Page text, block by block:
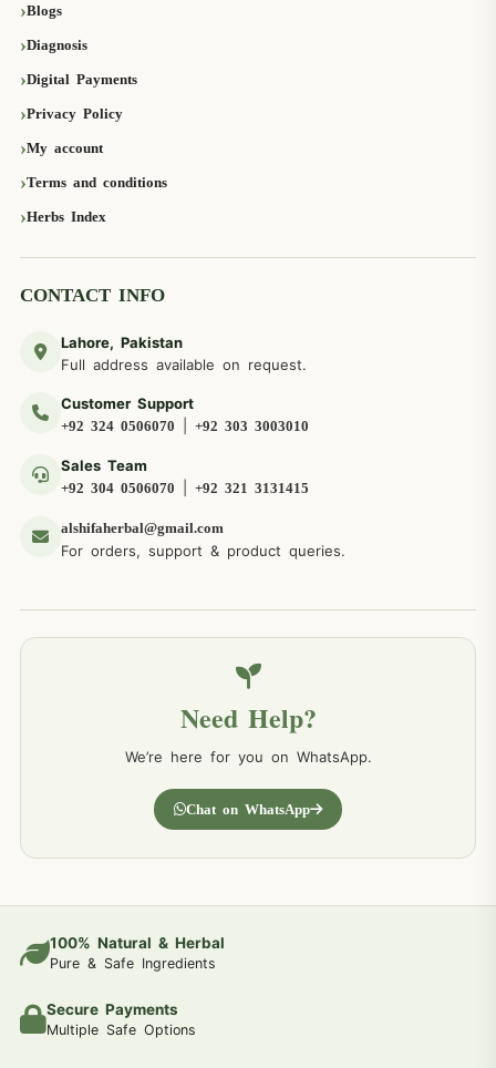
Blogs
Diagnosis
Digital Payments
Privacy Policy
My account
Terms and conditions
Herbs Index
CONTACT INFO
Lahore, Pakistan
Full address available on request.
Customer Support
+92 324 0506070 +92 303 3003010
Sales Team
+92 304 0506070 +92 321 3131415
alshifaherbal@gmail.com
For orders, support & product queries.
Need Help?
We’re here for you on WhatsApp.
Chat on WhatsApp
100% Natural & Herbal
Pure & Safe Ingredients
Secure Payments
Multiple Safe Options